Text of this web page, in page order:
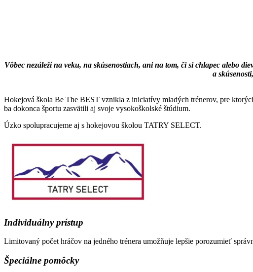
Vôbec nezáleží na veku, na skúsenostiach, ani na tom, či si chlapec alebo
a
Hokejová škola Be The BEST vznikla z iniciatívy mladých trénerov, pre
ba dokonca športu zasvätili aj svoje vysokoškolské štúdium.
Úzko spolupracujeme aj s hokejovou školou TATRY SELECT.
Individuálny prístup
Limitovaný počet hráčov na jedného trénera umožňuje lepšie porozumieť
Špeciálne pomôcky